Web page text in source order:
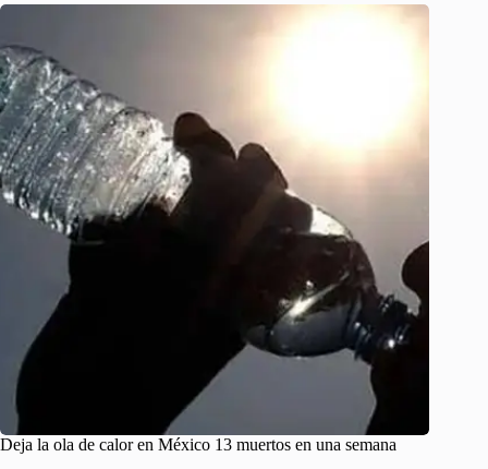
Deja la ola de calor en México 13 muertos en una semana